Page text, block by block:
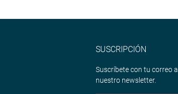
SUSCRIPCIÓN
Suscríbete con tu correo a
nuestro newsletter.